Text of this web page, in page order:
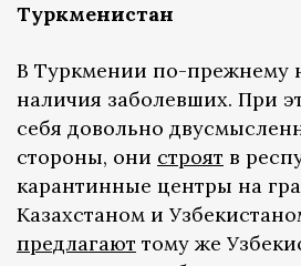
Туркменистан
В Туркмении по-прежнему
наличия заболевших. При
себя довольно
стороны, они строят в
карантинные центры на
Казахстаном и
предлагают тому же